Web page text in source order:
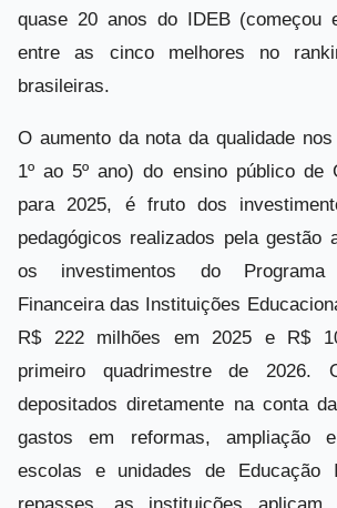
quase 20 anos do IDEB (começou
entre as cinco melhores no
brasileiras.
O aumento da nota da qualidade
1º ao 5º ano) do ensino público de
para 2025, é fruto dos
pedagógicos realizados pela gestão
os investimentos do Programa
Financeira das Instituições
R$ 222 milhões em 2025 e R$
primeiro quadrimestre de 2026.
depositados diretamente na conta
gastos em reformas, ampliação
escolas e unidades de Educação